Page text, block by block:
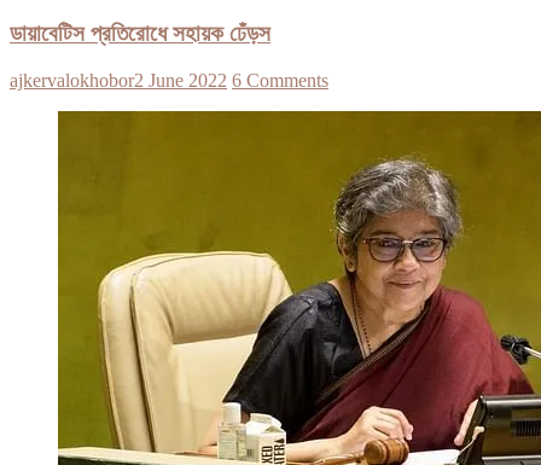
ডায়াবেটিস প্রতিরোধে সহায়ক ঢেঁড়স
ajkervalokhobor2 June 2022 6 Comments